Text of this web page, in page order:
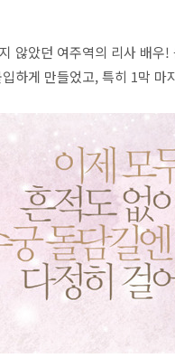
않았던 여주역의 리사 배
하게 만들었고, 특히 1막